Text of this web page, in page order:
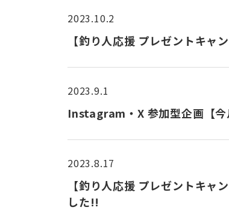
2023.10.2
【釣り人応援 プレゼントキ
2023.9.1
Instagram・X 参加型企画【
2023.8.17
【釣り人応援 プレゼントキャ
した!!